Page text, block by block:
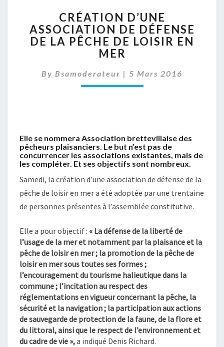
D’UNE
ASSOCIATION
DE
DÉFENSE
LA
PÊCHE
CRÉATION D’UNE
ASSOCIATION DE DÉFENSE
DE LA PÊCHE DE LOISIR EN
MER
By Bsamoderateur | 5 Mars 2016
Elle se nommera Association brettevillaise des
pêcheurs plaisanciers. Le but n’est pas de
concurrencer les associations existantes, mais de
les compléter. Et ses objectifs sont nombreux.
Samedi, la création d’une association de défense de la
pêche de loisir en mer a été adoptée par une trentaine
de personnes présentes à l’assemblée constitutive.
Elle a pour objectif : « La défense de la liberté de
l’usage de la mer et notamment par la plaisance et la
pêche de loisir en mer ; la promotion de la pêche de
loisir en mer sous toutes ses formes;
l’encouragement du tourisme halieutique dans la
commune ; l’incitation au respect des
réglementations en vigueur concernant la pêche, la
sécurité et la navigation ; la participation aux actions
de sauvegarde de protection de la faune, de la flore et
du littoral, ainsi que le respect de l’environnement et
du cadre de vie »,a indiqué Denis Richard.